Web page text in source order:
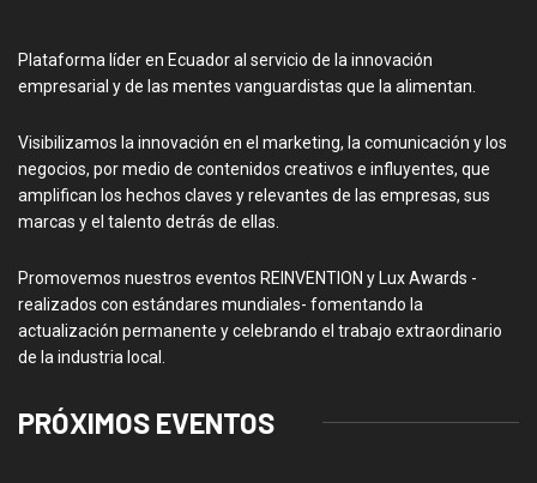
Plataforma líder en Ecuador al servicio de la innovación
empresarial y de las mentes vanguardistas que la alimentan.
Visibilizamos la innovación en el marketing, la comunicación y los
negocios, por medio de contenidos creativos e influyentes, que
amplifican los hechos claves y relevantes de las empresas, sus
marcas y el talento detrás de ellas.
Promovemos nuestros eventos REINVENTION y Lux Awards -
realizados con estándares mundiales- fomentando la
actualización permanente y celebrando el trabajo extraordinario
de la industria local.
PRÓXIMOS EVENTOS